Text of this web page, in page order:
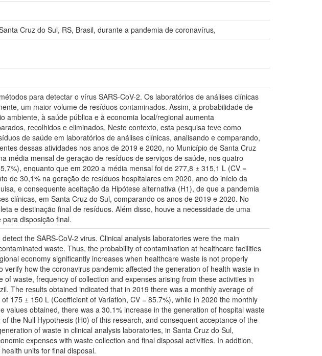
Cruz do Sul, RS, Brasil, durante a pandemia de coronavírus,
para detectar o vírus SARS-CoV-2. Os laboratórios de análises clínicas
um maior volume de resíduos contaminados. Assim, a probabilidade de
ambiente, à saúde pública e à economia local/regional aumenta
recolhidos e eliminados. Neste contexto, esta pesquisa teve como
de saúde em laboratórios de análises clínicas, analisando e comparando,
dessas atividades nos anos de 2019 e 2020, no Município de Santa Cruz
média mensal de geração de resíduos de serviços de saúde, nos quatro
enquanto que em 2020 a média mensal foi de 277,8 ± 315,1 L (CV =
de 30,1% na geração de resíduos hospitalares em 2020, ano do início da
e consequente aceitação da Hipótese alternativa (H1), de que a pandemia
clínicas, em Santa Cruz do Sul, comparando os anos de 2019 e 2020. No
e destinação final de resíduos. Além disso, houve a necessidade de uma
disposição final.
the SARS-CoV-2 virus. Clinical analysis laboratories were the main
waste. Thus, the probability of contamination at healthcare facilities
economy significantly increases when healthcare waste is not properly
how the coronavirus pandemic affected the generation of health waste in
waste, frequency of collection and expenses arising from these activities in
The results obtained indicated that in 2019 there was a monthly average of
175 ± 150 L (Coefficient of Variation, CV = 85.7%), while in 2020 the monthly
obtained, there was a 30.1% increase in the generation of hospital waste
the Null Hypothesis (H0) of this research, and consequent acceptance of the
of waste in clinical analysis laboratories, in Santa Cruz do Sul,
expenses with waste collection and final disposal activities. In addition,
units for final disposal.